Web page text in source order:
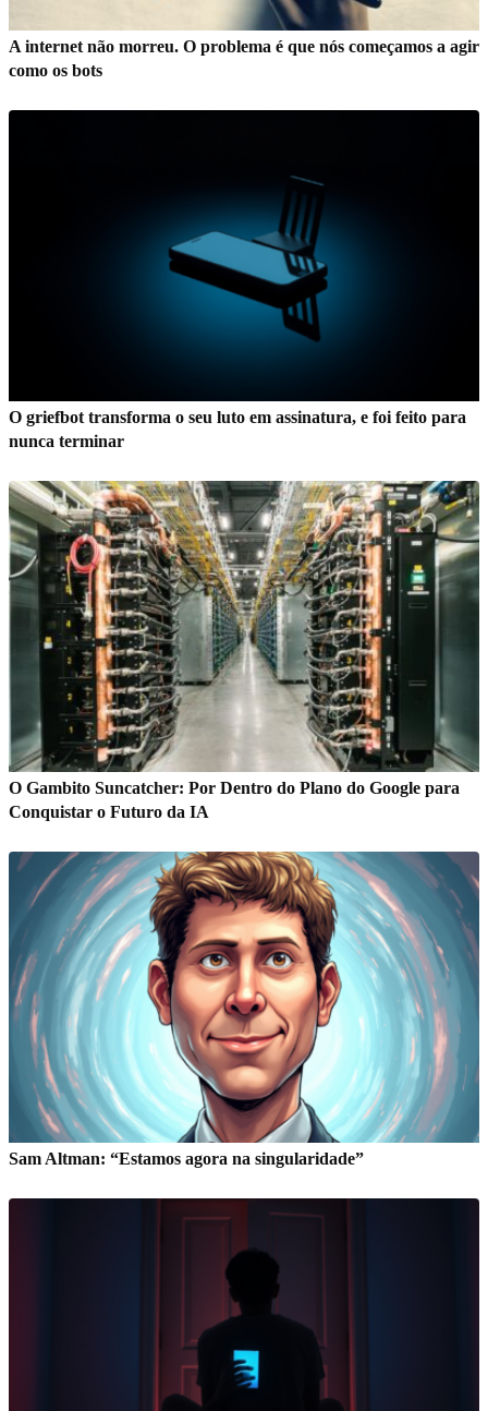
A internet não morreu. O problema é que nós começamos a agir
como os bots
O griefbot transforma o seu luto em assinatura, e foi feito para
nunca terminar
O Gambito Suncatcher: Por Dentro do Plano do Google para
Conquistar o Futuro da IA
Sam Altman: “Estamos agora na singularidade”